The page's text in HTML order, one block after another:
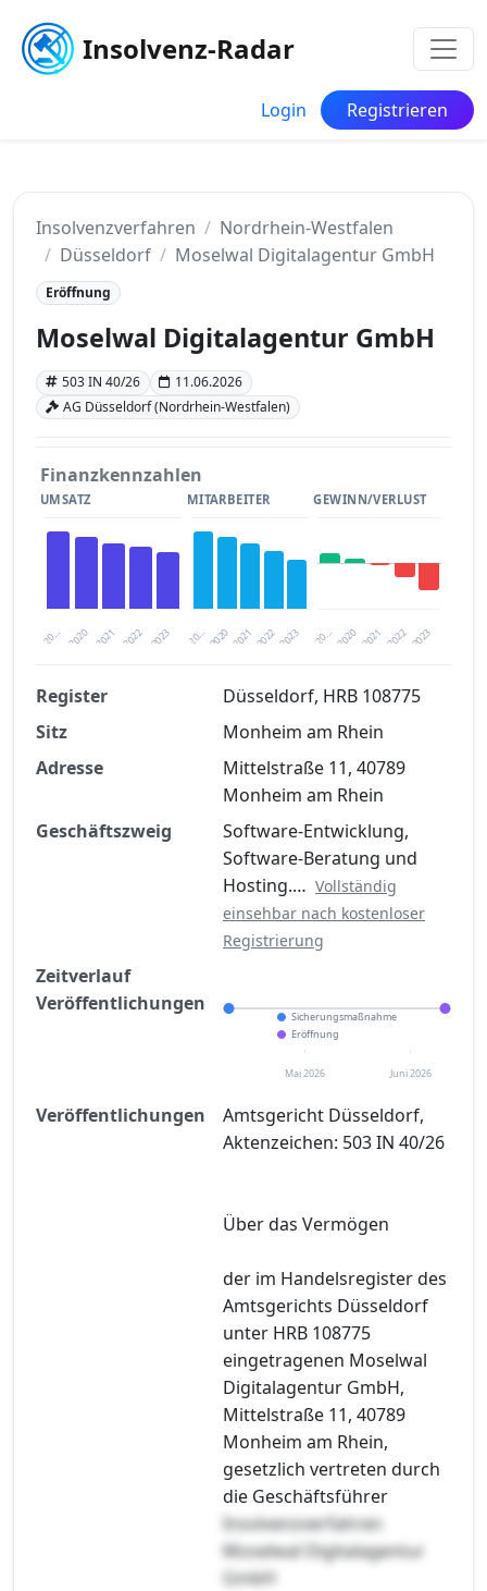
Insolvenz-Radar
Login Registrieren
Insolvenzverfahren
Nordrhein-Westfalen
Düsseldorf
Moselwal Digitalagentur GmbH
Eröffnung
Moselwal Digitalagentur GmbH
503 IN 40/26
11.06.2026
AG Düsseldorf (Nordrhein-Westfalen)
Finanzkennzahlen
UMSATZ
20… 2021 2023
2020 2022
MITARBEITER
20… 2021 2023
2020 2022
GEWINN/VERLUST
20… 2021 2023
2020 2022
Finanzkennzahlen nach kostenloser
Registrierung verfügbar
Jetzt kostenlos registrieren
Register
Düsseldorf, HRB 108775
Sitz
Monheim am Rhein
Adresse
Mittelstraße 11, 40789
Monheim am Rhein
Geschäftszweig
Software-Entwicklung,
Software-Beratung und
Hosting.… Vollständig
einsehbar nach kostenloser
Registrierung
Zeitverlauf
Veröffentlichungen
Sicherungsmaßnahme
Eröffnung
Mai 2026 Juni 2026
Veröffentlichungen
Amtsgericht Düsseldorf,
Aktenzeichen: 503 IN 40/26
Über das Vermögen
der im Handelsregister des
Amtsgerichts Düsseldorf
unter HRB 108775
eingetragenen Moselwal
Digitalagentur GmbH,
Mittelstraße 11, 40789
Monheim am Rhein,
gesetzlich vertreten durch
die Geschäftsführer
Insolvenzverfahren
Moselwal Digitalagentur
GmbH